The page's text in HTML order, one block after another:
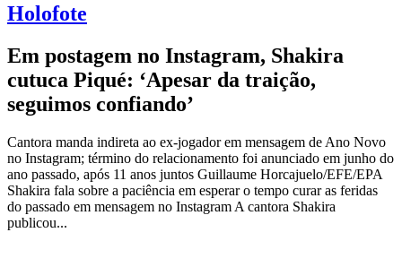
Holofote
Em postagem no Instagram, Shakira
cutuca Piqué: ‘Apesar da traição,
seguimos confiando’
Cantora manda indireta ao ex-jogador em mensagem de Ano Novo
no Instagram; término do relacionamento foi anunciado em junho do
ano passado, após 11 anos juntos Guillaume Horcajuelo/EFE/EPA
Shakira fala sobre a paciência em esperar o tempo curar as feridas
do passado em mensagem no Instagram A cantora Shakira
publicou...